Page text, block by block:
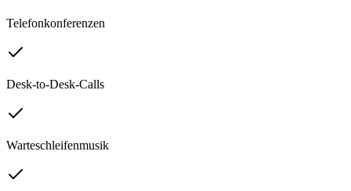
Telefonkonferenzen
Desk-to-Desk-Calls
Warteschleifenmusik